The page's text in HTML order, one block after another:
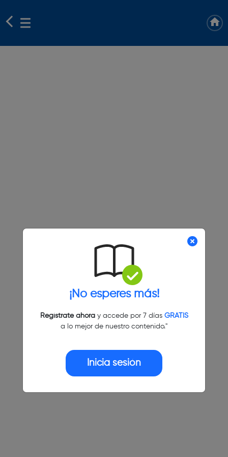
¡No esperes más!
Regístrate ahoray accede por 7 días GRATIS
a lo mejor de nuestro contenido."
Inicia sesión